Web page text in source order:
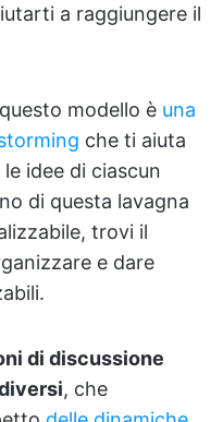
a raggiungere il
modello è una
che ti aiuta
idee di ciascun
di questa lavagna
trovi il
e dare
di discussione
, che